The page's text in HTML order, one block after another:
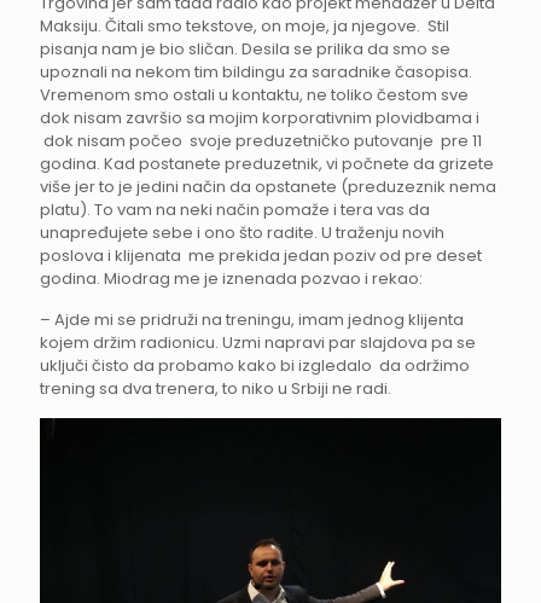
Maksiju. Čitali smo tekstove, on moje, ja njegove. Stil
pisanja nam je bio sličan. Desila se prilika da smo se
upoznali na nekom tim bildingu za saradnike časopisa.
Vremenom smo ostali u kontaktu, ne toliko čestom sve
dok nisam završio sa mojim korporativnim plovidbama i
dok nisam počeo svoje preduzetničko putovanje pre 11
godina. Kad postanete preduzetnik, vi počnete da grizete
više jer to je jedini način da opstanete (preduzeznik nema
platu). To vam na neki način pomaže i tera vas da
unapređujete sebe i ono što radite. U traženju novih
poslova i klijenata me prekida jedan poziv od pre deset
godina. Miodrag me je iznenada pozvao i rekao:
– Ajde mi se pridruži na treningu, imam jednog klijenta
kojem držim radionicu. Uzmi napravi par slajdova pa se
uključi čisto da probamo kako bi izgledalo da održimo
trening sa dva trenera, to niko u Srbiji ne radi.